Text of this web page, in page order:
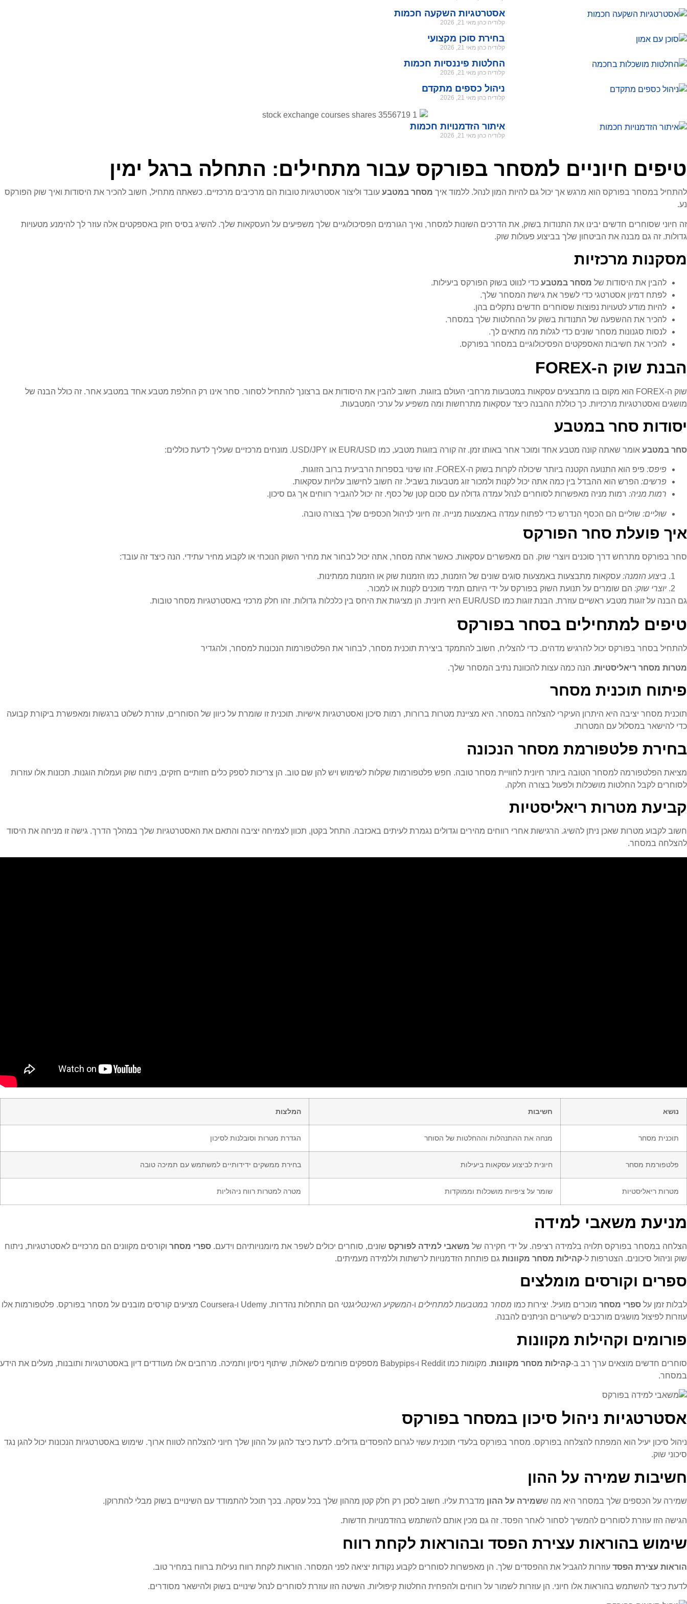
אסטרטגיות השקעה חכמות
קלודיה כהן מאי 21, 2026
בחירת סוכן מקצועי
קלודיה כהן מאי 21, 2026
החלטות פיננסיות חכמות
קלודיה כהן מאי 21, 2026
ניהול כספים מתקדם
קלודיה כהן מאי 21, 2026
איתור הזדמנויות חכמות
קלודיה כהן מאי 21, 2026
טיפים חיוניים למסחר בפורקס עבור מתחילים: התחלה ברגל ימין
להתחיל במסחר בפורקס הוא מרגש אך יכול גם להיות המון לנהל. ללמוד איך מסחר במטבע עובד וליצור אסטרטגיות טובות הם מרכיבים מרכזיים. כשאתה מתחיל, חשוב להכיר את היסודות ואיך שוק הפורקס
נע.
זה חיוני שסוחרים חדשים יבינו את התנודות בשוק, את הדרכים השונות למסחר, ואיך הגורמים הפסיכולוגיים שלך משפיעים על העסקאות שלך. להשיג בסיס חזק באספקטים אלה עוזר לך להימנע מטעויות
גדולות. זה גם מבנה את הביטחון שלך בביצוע פעולות שוק.
מסקנות מרכזיות
להבין את היסודות של מסחר במטבע כדי לנווט בשוק הפורקס ביעילות.
לפתח דמיון אסטרטגי כדי לשפר את גישת המסחר שלך.
להיות מודע לטעויות נפוצות שסוחרים חדשים נתקלים בהן.
להכיר את ההשפעה של התנודות בשוק על ההחלטות שלך במסחר.
לנסות סגנונות מסחר שונים כדי לגלות מה מתאים לך.
להכיר את חשיבות האספקטים הפסיכולוגיים במסחר בפורקס.
הבנת שוק ה-FOREX
שוק ה-FOREX הוא מקום בו מתבצעים עסקאות במטבעות מרחבי העולם בזוגות. חשוב להבין את היסודות אם ברצונך להתחיל לסחור. סחר אינו רק החלפת מטבע אחד במטבע אחר. זה כולל הבנה של
מושגים ואסטרטגיות מרכזיות. כך כוללת ההבנה כיצד עסקאות מתרחשות ומה משפיע על ערכי המטבעות.
יסודות סחר במטבע
סחר במטבע אומר שאתה קונה מטבע אחד ומוכר אחר באותו זמן. זה קורה בזוגות מטבע, כמו EUR/USD או USD/JPY. מונחים מרכזיים שעליך לדעת כוללים:
פיפס: פיפ הוא התנועה הקטנה ביותר שיכולה לקרות בשוק ה-FOREX. זהו שינוי בספרות הרביעית ברוב הזוגות.
פרשים: הפרש הוא ההבדל בין כמה אתה יכול לקנות ולמכור זוג מטבעות בשביל. זה חשוב לחישוב עלויות עסקאות.
רמות מניה: רמות מניה מאפשרות לסוחרים לנהל עמדה גדולה עם סכום קטן של כסף. זה יכול להגביר רווחים אך גם סיכון.
שוליים: שוליים הם הכסף הנדרש כדי לפתוח עמדה באמצעות מנייה. זה חיוני לניהול הכספים שלך בצורה טובה.
איך פועלת סחר הפורקס
סחר בפורקס מתרחש דרך סוכנים ויוצרי שוק. הם מאפשרים עסקאות. כאשר אתה מסחר, אתה יכול לבחור את מחיר השוק הנוכחי או לקבוע מחיר עתידי. הנה כיצד זה עובד:
ביצוע הזמנה: עסקאות מתבצעות באמצעות סוגים שונים של הזמנות, כמו הזמנות שוק או הזמנות ממתינות.
יוצרי שוק: הם שומרים על תנועת השוק בפורקס על ידי היותם תמיד מוכנים לקנות או למכור.
גם הבנה על זוגות מטבע ראשיים עוזרת. הבנת זוגות כמו EUR/USD היא חיונית. הן מציגות את היחס בין כלכלות גדולות. זהו חלק מרכזי באסטרטגיות מסחר טובות.
טיפים למתחילים בסחר בפורקס
להתחיל בסחר בפורקס יכול להרגיש מדהים. כדי להצליח, חשוב להתמקד ביצירת תוכנית מסחר, לבחור את הפלטפורמות הנכונות למסחר, ולהגדיר
מטרות מסחר ריאליסטיות. הנה כמה עצות להכוונת נתיב המסחר שלך.
פיתוח תוכנית מסחר
תוכנית מסחר יציבה היא היתרון העיקרי להצלחה במסחר. היא מציינת מטרות ברורות, רמות סיכון ואסטרטגיות אישיות. תוכנית זו שומרת על כיוון של הסוחרים, עוזרת לשלוט ברגשות ומאפשרת ביקורת קבועה
כדי להישאר במסלול עם המטרות.
בחירת פלטפורמת מסחר הנכונה
מציאת הפלטפורמה למסחר הטובה ביותר חיונית לחוויית מסחר טובה. חפש פלטפורמות שקלות לשימוש ויש להן שם טוב. הן צריכות לספק כלים חזותיים חזקים, ניתוח שוק ועמלות הוגנות. תכונות אלו עוזרות
לסוחרים לקבל החלטות מושכלות ולפעול בצורה חלקה.
קביעת מטרות ריאליסטיות
חשוב לקבוע מטרות שאכן ניתן להשיג. הרגישות אחרי רווחים מהירים וגדולים נגמרת לעיתים באכזבה. התחל בקטן, תכוון לצמיחה יציבה והתאם את האסטרטגיות שלך במהלך הדרך. גישה זו מניחה את היסוד
להצלחה במסחר.
נושא חשיבות המלצות
תוכנית מסחר מנחה את ההתנהלות וההחלטות של הסוחר הגדרת מטרות וסובלנות לסיכון
פלטפורמת מסחר חיונית לביצוע עסקאות ביעילות בחירת ממשקים ידידותיים למשתמש עם תמיכה טובה
מטרות ריאליסטיות שומר על ציפיות מושכלות וממוקדות מטרה למטרות רווח ניהוליות
מניעת משאבי למידה
הצלחה במסחר בפורקס תלויה בלמידה רציפה. על ידי חקירה של משאבי למידה לפורקס שונים, סוחרים יכולים לשפר את מיומנויותיהם וידעם. ספרי מסחר וקורסים מקוונים הם מרכזיים לאסטרטגיות, ניתוח
שוק וניהול סיכונים. הצטרפות ל-קהילות מסחר מקוונות גם פותחת הזדמנויות לרשתות וללמידה מעמיתים.
ספרים וקורסים מומלצים
לבלות זמן על ספרי מסחר מוכרים מועיל. יצירות כמו מסחר במטבעות למתחילים ו-המשקיע האינטליגנטי
הם התחלות נהדרות. Udemy ו-Coursera מציעים קורסים מובנים על מסחר בפורקס. פלטפורמות אלו
עוזרות לפיצול מושגים מורכבים לשיעורים הניתנים להבנה.
פורומים וקהילות מקוונות
סוחרים חדשים מוצאים ערך רב ב-קהילות מסחר מקוונות
. מקומות כמו Reddit ו-Babypips מספקים פורומים לשאלות, שיתוף ניסיון ותמיכה. מרחבים אלו מעודדים דיון באסטרטגיות ותובנות, מעלים את הידע
במסחר.
אסטרטגיות ניהול סיכון במסחר בפורקס
ניהול סיכון יעיל הוא המפתח להצלחה בפורקס. מסחר בפורקס בלעדי תוכנית עשוי לגרום להפסדים גדולים. לדעת כיצד להגן על ההון שלך חיוני להצלחה לטווח ארוך. שימוש באסטרטגיות הנכונות יכול להגן נגד
סיכוני שוק.
חשיבות שמירה על ההון
שמירה על הכספים שלך במסחר היא מה ששמירה על ההון מדברת עליו. חשוב לסכן רק חלק קטן מההון שלך בכל עסקה. בכך תוכל להתמודד עם השינויים בשוק מבלי להתרוקן.
הגישה הזו עוזרת לסוחרים להמשיך לסחור לאחר הפסד. זה גם מכין אותם להשתמש בהזדמנויות חדשות.
שימוש בהוראות עצירת הפסד ובהוראות לקחת רווח
הוראות עצירת הפסד עוזרות להגביל את ההפסדים שלך. הן מאפשרות לסוחרים לקבוע נקודות יציאה לפני המסחר. הוראות לקחת רווח נעילות ברווח במחיר טוב.
לדעת כיצד להשתמש בהוראות אלו חיוני. הן עוזרות לשמור על רווחים ולהפחית החלטות קיפוליות. השיטה הזו עוזרת לסוחרים לנהל שינויים בשוק ולהישאר מסודרים.